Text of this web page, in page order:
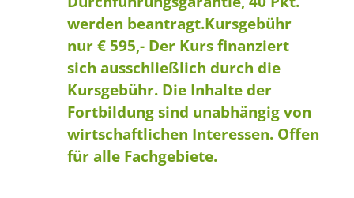
werden beantragt.Kursgebühr
nur € 595,- Der Kurs finanziert
sich ausschließlich durch die
Kursgebühr. Die Inhalte der
Fortbildung sind unabhängig von
wirtschaftlichen Interessen. Offen
für alle Fachgebiete.